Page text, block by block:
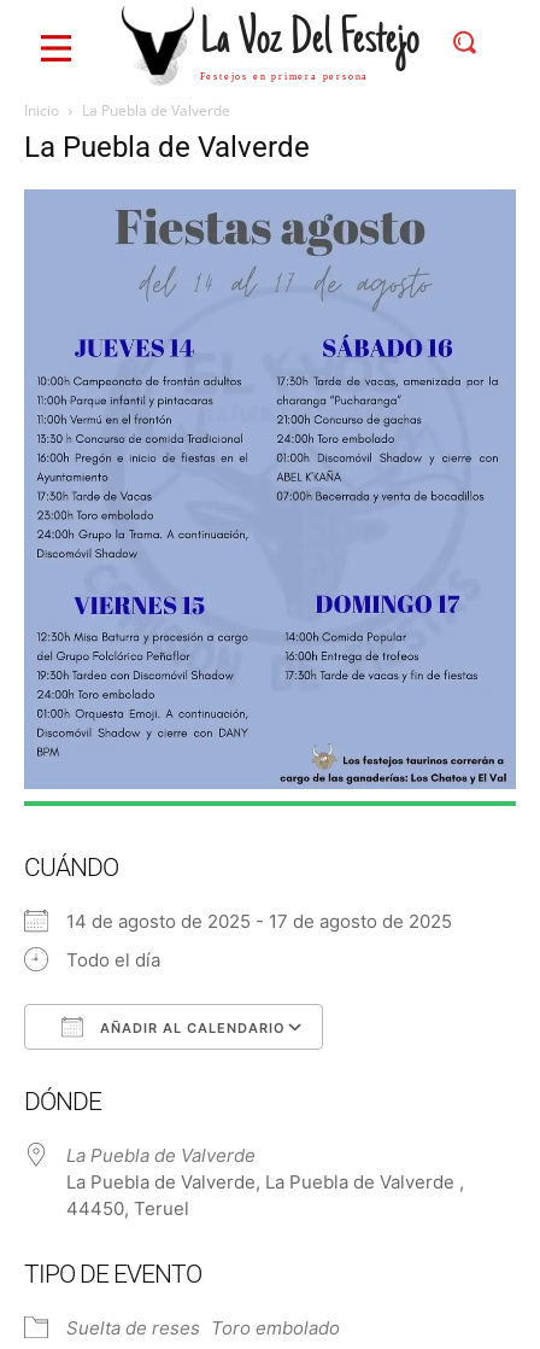
La Voz Del Festejo
Festejos en primera persona
Inicio La Puebla de Valverde
La Puebla de Valverde
CUÁNDO
14 de agosto de 2025 - 17 de agosto de 2025
Todo el día
AÑADIR AL CALENDARIO
DÓNDE
La Puebla de Valverde
La Puebla de Valverde, La Puebla de Valverde ,
44450, Teruel
TIPO DE EVENTO
Suelta de reses Toro embolado